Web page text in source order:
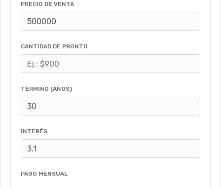
PRECIO DE VENTA
CANTIDAD DE PRONTO
TÉRMINO (AÑOS)
INTERÉS
PAGO MENSUAL